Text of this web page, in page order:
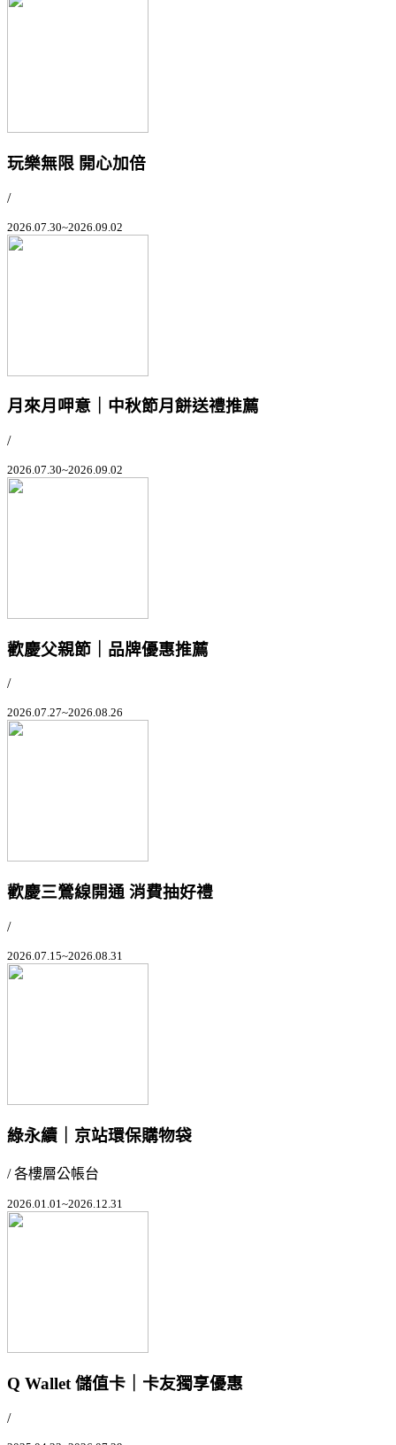
玩樂無限 開心加倍
/
2026.07.30~2026.09.02
月來月呷意｜中秋節月餅送禮推薦
/
2026.07.30~2026.09.02
歡慶父親節｜品牌優惠推薦
/
2026.07.27~2026.08.26
歡慶三鶯線開通 消費抽好禮
/
2026.07.15~2026.08.31
綠永續｜京站環保購物袋
/ 各樓層公帳台
2026.01.01~2026.12.31
Q Wallet 儲值卡｜卡友獨享優惠
/